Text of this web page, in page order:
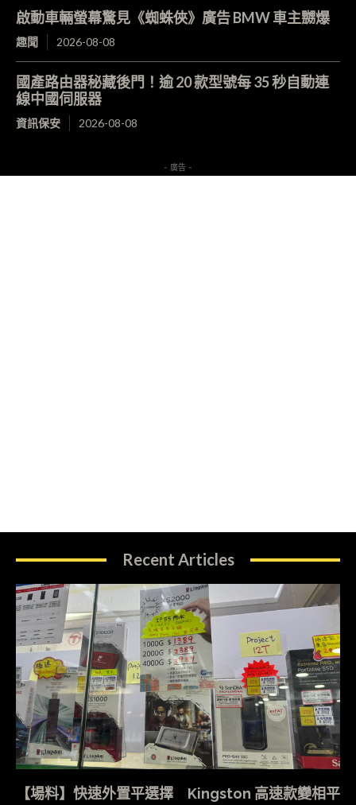
啟動車輛螢幕驚見《蜘蛛俠》廣告 BMW 車主嬲爆
趣聞 2026-08-08
國產路由器秘藏後門！逾 20 款型號每 35 秒自動連
線中國伺服器
資訊保安 2026-08-08
- 廣告 -
Recent Articles
【場料】快速外置平選擇 Kingston 高速款變相平